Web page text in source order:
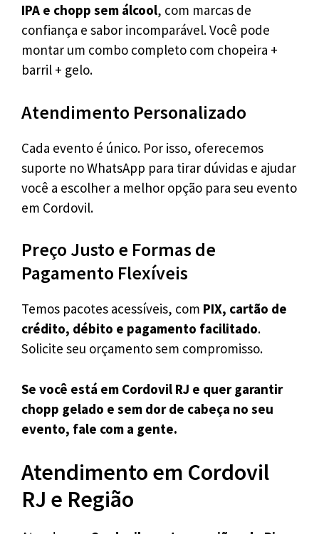
IPA e chopp sem álcool, com marcas de
confiança e sabor incomparável. Você pode
montar um combo completo com chopeira +
barril + gelo.
Atendimento Personalizado
Cada evento é único. Por isso, oferecemos
suporte no WhatsApp para tirar dúvidas e ajudar
você a escolher a melhor opção para seu evento
em Cordovil.
Preço Justo e Formas de
Pagamento Flexíveis
Temos pacotes acessíveis, com PIX, cartão de
crédito, débito e pagamento facilitado.
Solicite seu orçamento sem compromisso.
Se você está em Cordovil RJ e quer garantir
chopp gelado e sem dor de cabeça no seu
evento, fale com a gente.
Atendimento em Cordovil
RJ e Região